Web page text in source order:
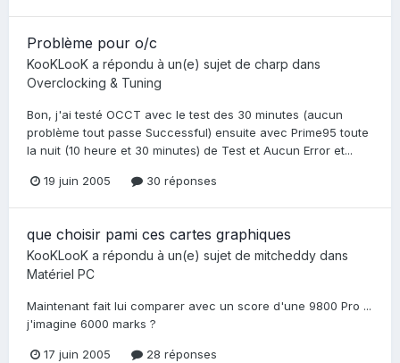
Problème pour o/c
KooKLooK a répondu à un(e) sujet de charp dans
Overclocking & Tuning
Bon, j'ai testé OCCT avec le test des 30 minutes (aucun
problème tout passe Successful) ensuite avec Prime95 toute
la nuit (10 heure et 30 minutes) de Test et Aucun Error et...
19 juin 2005 30 réponses
que choisir pami ces cartes graphiques
KooKLooK a répondu à un(e) sujet de mitcheddy dans
Matériel PC
Maintenant fait lui comparer avec un score d'une 9800 Pro ...
j'imagine 6000 marks ?
17 juin 2005 28 réponses